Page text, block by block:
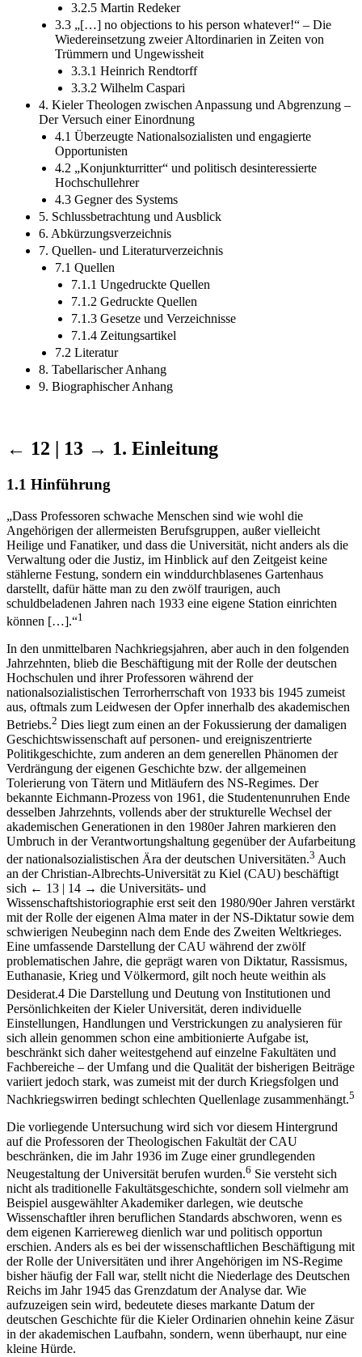
3.2.5 Martin Redeker
3.3 „[…] no objections to his person whatever!“ – Die
Wiedereinsetzung zweier Altordinarien in Zeiten von
Trümmern und Ungewissheit
3.3.1 Heinrich Rendtorff
3.3.2 Wilhelm Caspari
4. Kieler Theologen zwischen Anpassung und Abgrenzung –
Der Versuch einer Einordnung
4.1 Überzeugte Nationalsozialisten und engagierte
Opportunisten
4.2 „Konjunkturritter“ und politisch desinteressierte
Hochschullehrer
4.3 Gegner des Systems
5. Schlussbetrachtung und Ausblick
6. Abkürzungsverzeichnis
7. Quellen- und Literaturverzeichnis
7.1 Quellen
7.1.1 Ungedruckte Quellen
7.1.2 Gedruckte Quellen
7.1.3 Gesetze und Verzeichnisse
7.1.4 Zeitungsartikel
7.2 Literatur
8. Tabellarischer Anhang
9. Biographischer Anhang
← 12 | 13 → 1. Einleitung
1.1 Hinführung
„Dass Professoren schwache Menschen sind wie wohl die
Angehörigen der allermeisten Berufsgruppen, außer vielleicht
Heilige und Fanatiker, und dass die Universität, nicht anders als die
Verwaltung oder die Justiz, im Hinblick auf den Zeitgeist keine
stählerne Festung, sondern ein winddurchblasenes Gartenhaus
darstellt, dafür hätte man zu den zwölf traurigen, auch
schuldbeladenen Jahren nach 1933 eine eigene Station einrichten
können […].“1
In den unmittelbaren Nachkriegsjahren, aber auch in den folgenden
Jahrzehnten, blieb die Beschäftigung mit der Rolle der deutschen
Hochschulen und ihrer Professoren während der
nationalsozialistischen Terrorherrschaft von 1933 bis 1945 zumeist
aus, oftmals zum Leidwesen der Opfer innerhalb des akademischen
Betriebs.2 Dies liegt zum einen an der Fokussierung der damaligen
Geschichtswissenschaft auf personen- und ereigniszentrierte
Politikgeschichte, zum anderen an dem generellen Phänomen der
Verdrängung der eigenen Geschichte bzw. der allgemeinen
Tolerierung von Tätern und Mitläufern des NS-Regimes. Der
bekannte Eichmann-Prozess von 1961, die Studentenunruhen Ende
desselben Jahrzehnts, vollends aber der strukturelle Wechsel der
akademischen Generationen in den 1980er Jahren markieren den
Umbruch in der Verantwortungshaltung gegenüber der Aufarbeitung
der nationalsozialistischen Ära der deutschen Universitäten.3 Auch
an der Christian-Albrechts-Universität zu Kiel (CAU) beschäftigt
sich ← 13 | 14 → die Universitäts- und
Wissenschaftshistoriographie erst seit den 1980/90er Jahren verstärkt
mit der Rolle der eigenen Alma mater in der NS-Diktatur sowie dem
schwierigen Neubeginn nach dem Ende des Zweiten Weltkrieges.
Eine umfassende Darstellung der CAU während der zwölf
problematischen Jahre, die geprägt waren von Diktatur, Rassismus,
Euthanasie, Krieg und Völkermord, gilt noch heute weithin als
Desiderat.4 Die Darstellung und Deutung von Institutionen und
Persönlichkeiten der Kieler Universität, deren individuelle
Einstellungen, Handlungen und Verstrickungen zu analysieren für
sich allein genommen schon eine ambitionierte Aufgabe ist,
beschränkt sich daher weitestgehend auf einzelne Fakultäten und
Fachbereiche – der Umfang und die Qualität der bisherigen Beiträge
variiert jedoch stark, was zumeist mit der durch Kriegsfolgen und
Nachkriegswirren bedingt schlechten Quellenlage zusammenhängt.5
Die vorliegende Untersuchung wird sich vor diesem Hintergrund
auf die Professoren der Theologischen Fakultät der CAU
beschränken, die im Jahr 1936 im Zuge einer grundlegenden
Neugestaltung der Universität berufen wurden.6 Sie versteht sich
nicht als traditionelle Fakultätsgeschichte, sondern soll vielmehr am
Beispiel ausgewählter Akademiker darlegen, wie deutsche
Wissenschaftler ihren beruflichen Standards abschworen, wenn es
dem eigenen Karriereweg dienlich war und politisch opportun
erschien. Anders als es bei der wissenschaftlichen Beschäftigung mit
der Rolle der Universitäten und ihrer Angehörigen im NS-Regime
bisher häufig der Fall war, stellt nicht die Niederlage des Deutschen
Reichs im Jahr 1945 das Grenzdatum der Analyse dar. Wie
aufzuzeigen sein wird, bedeutete dieses markante Datum der
deutschen Geschichte für die Kieler Ordinarien ohnehin keine Zäsur
in der akademischen Laufbahn, sondern, wenn überhaupt, nur eine
kleine Hürde.